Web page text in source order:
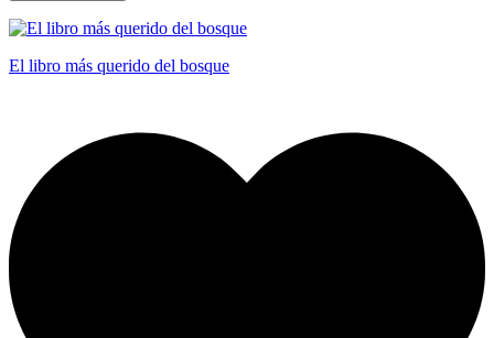
El libro más querido del bosque